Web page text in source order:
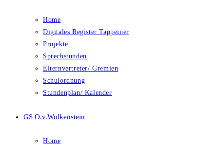
Home
Digitales Register Tappeiner
Projekte
Sprechstunden
Elternvertreter/ Gremien
Schulordnung
Stundenplan/ Kalender
GS O.v.Wolkenstein
Home